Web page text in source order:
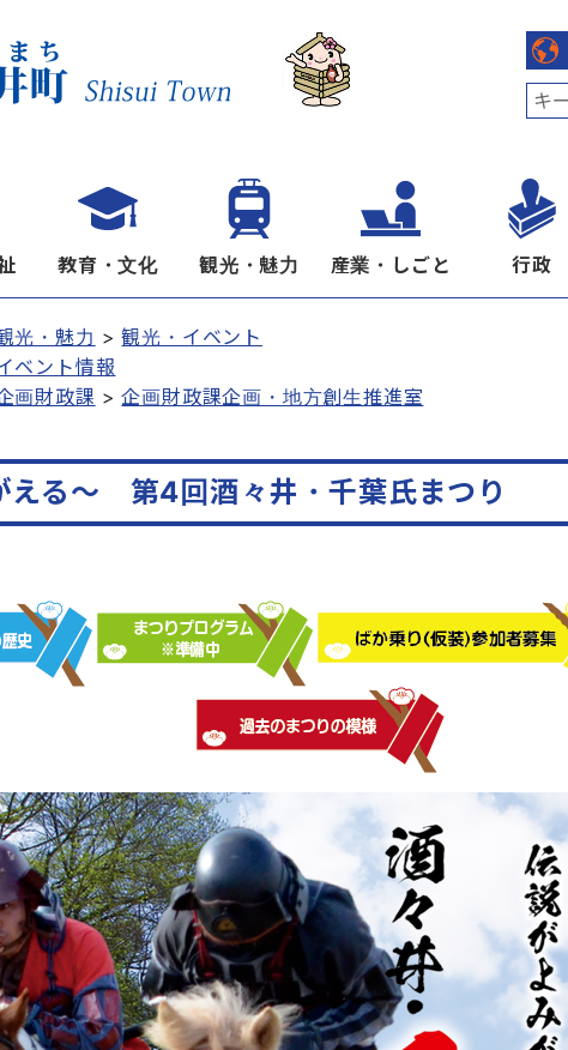
教育・文化 観光・魅力 産業・しごと 行政
光・魅力
観光・イベント
ベント情報
画財政課 企画財政課企画・地方創生推進室
える～ 第4回酒々井・千葉氏まつり